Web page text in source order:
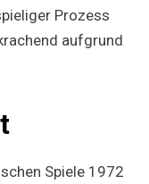
Prozess
aufgrund
Spiele 1972